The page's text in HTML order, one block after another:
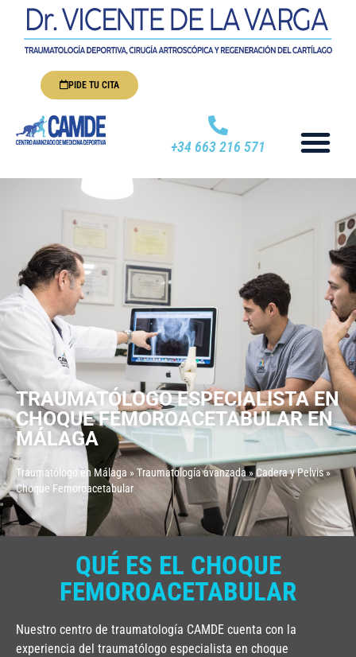
PIDE TU CITA
+34 663 216 571
TRAUMATÓLOGO ESPECIALISTA EN
CHOQUE FEMOROACETABULAR EN
MÁLAGA
Traumatólogo en Málaga »Traumatología avanzada»Cadera y Pelvis»
Choque Femoroacetabular
QUÉ ES EL CHOQUE
FEMOROACETABULAR
Nuestro centro de traumatología CAMDE cuenta con la
experiencia del traumatólogo especialista en choque